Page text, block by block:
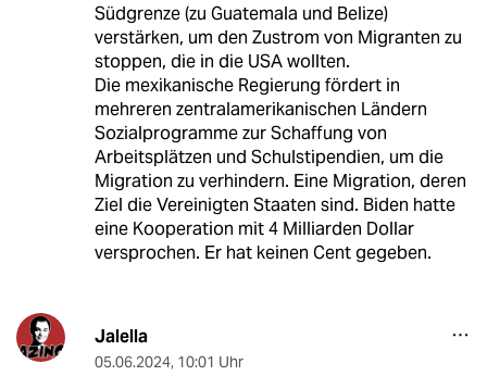
Südgrenze (zu Guatemala und Belize)
verstärken, um den Zustrom von Migranten zu
stoppen, die in die USA wollten.
Die mexikanische Regierung fördert in
mehreren zentralamerikanischen Ländern
Sozialprogramme zur Schaffung von
Arbeitsplätzen und Schulstipendien, um die
Migration zu verhindern. Eine Migration, deren
Ziel die Vereinigten Staaten sind. Biden hatte
eine Kooperation mit 4 Milliarden Dollar
versprochen. Er hat keinen Cent gegeben.
Jalella
05.06.2024, 10:01 Uhr